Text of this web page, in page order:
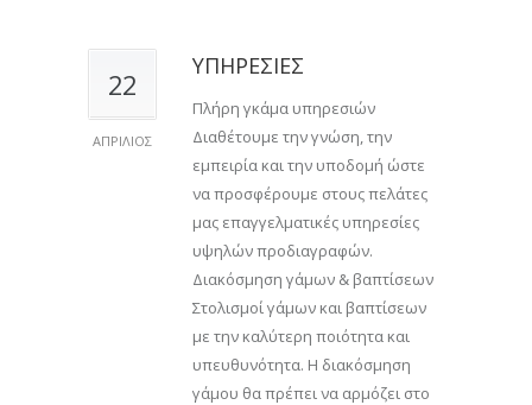
22
ΑΠΡΊΛΙΟΣ
ΥΠΗΡΕΣΙΕΣ
Πλήρη γκάμα υπηρεσιών
Διαθέτουμε την γνώση, την
εμπειρία και την υποδομή ώστε
να προσφέρουμε στους πελάτες
μας επαγγελματικές υπηρεσίες
υψηλών προδιαγραφών.
Διακόσμηση γάμων & βαπτίσεων
Στολισμοί γάμων και βαπτίσεων
με την καλύτερη ποιότητα και
υπευθυνότητα. Η διακόσμηση
γάμου θα πρέπει να αρμόζει στο